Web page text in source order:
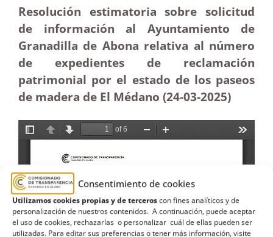
Consentimiento de cookies
Utilizamos cookies propias y de terceroscon fines analíticos y de
personalización de nuestros contenidos. A continuación, puede aceptar
el uso de cookies, rechazarlas o personalizar cuál de ellas pueden ser
utilizadas. Para editar sus preferencias o tener más información, visite
Resolución estimatoria sobre solicitud
de información al Ayuntamiento de
Granadilla de Abona relativa al número
de expedientes de reclamación
patrimonial por el estado de los paseos
de madera de El Médano (24-03-2025)